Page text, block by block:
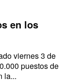
en los
viernes 3 de
puestos de
la...